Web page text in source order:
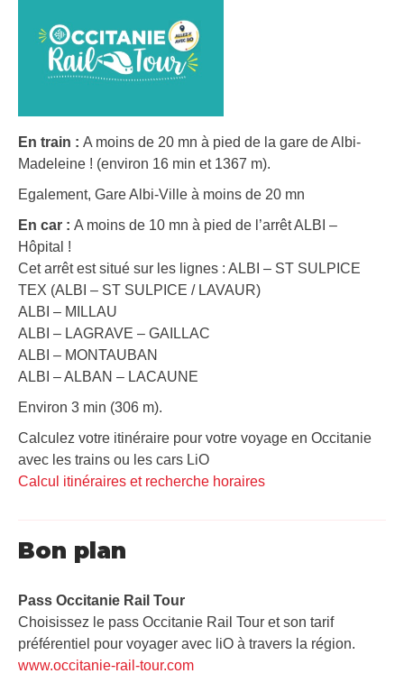
En train : A moins de 20 mn à pied de la gare de Albi-
Madeleine ! (environ 16 min et 1367 m).
Egalement, Gare Albi-Ville à moins de 20 mn
En car : A moins de 10 mn à pied de l’arrêt ALBI –
Hôpital !
Cet arrêt est situé sur les lignes : ALBI – ST SULPICE
TEX (ALBI – ST SULPICE / LAVAUR)
ALBI – MILLAU
ALBI – LAGRAVE – GAILLAC
ALBI – MONTAUBAN
ALBI – ALBAN – LACAUNE
Environ 3 min (306 m).
Calculez votre itinéraire pour votre voyage en Occitanie
avec les trains ou les cars LiO
Calcul itinéraires et recherche horaires
Bon plan
Pass Occitanie Rail Tour​
Choisissez le pass Occitanie Rail Tour et son tarif
préférentiel pour voyager avec liO à travers la région.
www.occitanie-rail-tour.com